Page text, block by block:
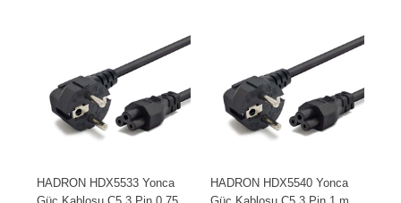
HADRON HDX5533 Yonca
HADRON HDX5540 Yonca